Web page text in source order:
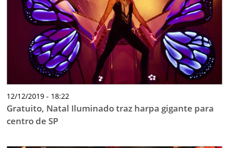
12/12/2019 - 18:22
Gratuito, Natal Iluminado traz harpa gigante para
centro de SP